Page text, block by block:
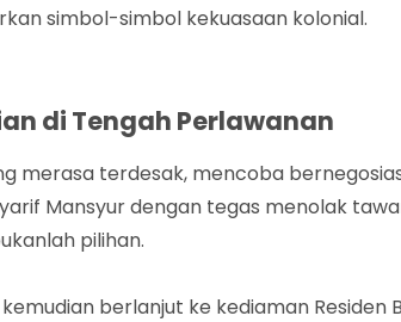
simbol-simbol kekuasaan kolonial.
di Tengah Perlawanan
merasa terdesak, mencoba
Mansyur dengan tegas menolak
pilihan.
berlanjut ke kediaman Residen